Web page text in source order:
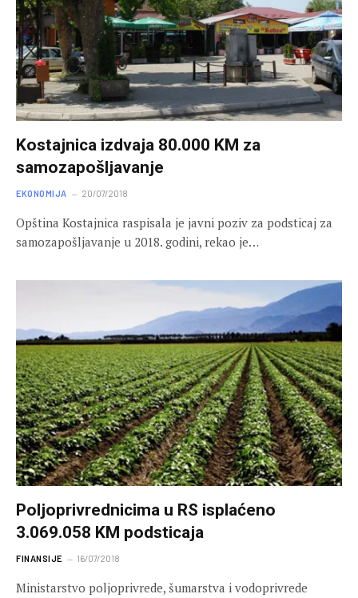
Kostajnica izdvaja 80.000 KM za
samozapošljavanje
EKONOMIJA 20/07/2018
Opština Kostajnica raspisala je javni poziv za podsticaj za
samozapošljavanje u 2018. godini, rekao je…
Poljoprivrednicima u RS isplaćeno
3.069.058 KM podsticaja
FINANSIJE 16/07/2018
Ministarstvo poljoprivrede, šumarstva i vodoprivrede